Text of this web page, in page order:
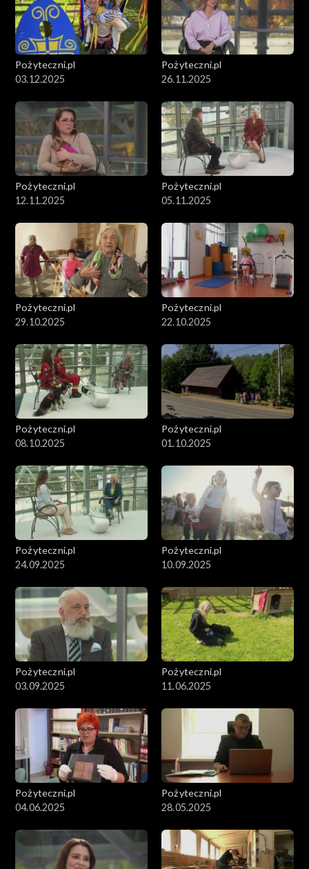
Pożyteczni.pl
03.12.2025
Pożyteczni.pl
26.11.2025
Pożyteczni.pl
12.11.2025
Pożyteczni.pl
05.11.2025
Pożyteczni.pl
29.10.2025
Pożyteczni.pl
22.10.2025
Pożyteczni.pl
08.10.2025
Pożyteczni.pl
01.10.2025
Pożyteczni.pl
24.09.2025
Pożyteczni.pl
10.09.2025
Pożyteczni.pl
03.09.2025
Pożyteczni.pl
11.06.2025
Pożyteczni.pl
04.06.2025
Pożyteczni.pl
28.05.2025